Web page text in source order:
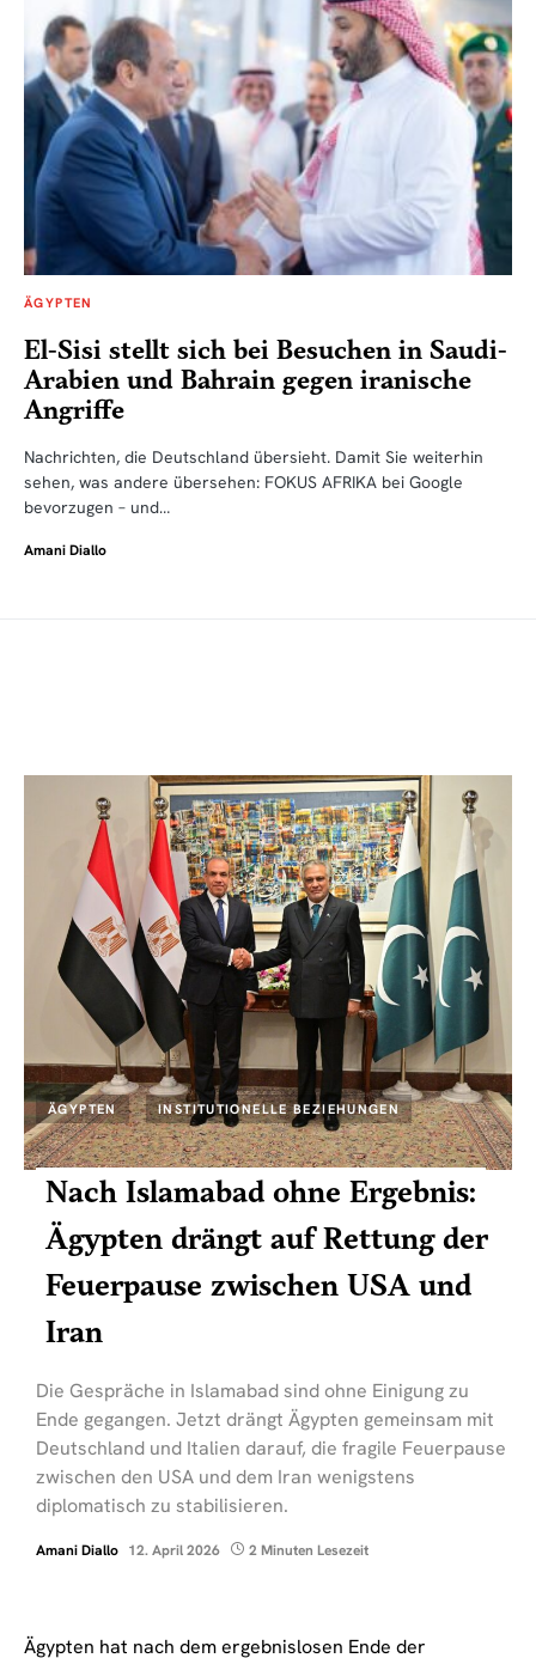
ÄGYPTEN
El-Sisi stellt sich bei Besuchen in Saudi-
Arabien und Bahrain gegen iranische
Angriffe
Nachrichten, die Deutschland übersieht. Damit Sie weiterhin
sehen, was andere übersehen: FOKUS AFRIKA bei Google
bevorzugen – und…
Amani Diallo
ÄGYPTEN INSTITUTIONELLE BEZIEHUNGEN
Nach Islamabad ohne Ergebnis:
Ägypten drängt auf Rettung der
Feuerpause zwischen USA und
Iran
Die Gespräche in Islamabad sind ohne Einigung zu
Ende gegangen. Jetzt drängt Ägypten gemeinsam mit
Deutschland und Italien darauf, die fragile Feuerpause
zwischen den USA und dem Iran wenigstens
diplomatisch zu stabilisieren.
Amani Diallo 12. April 2026 2 Minuten Lesezeit
Ägypten hat nach dem ergebnislosen Ende der